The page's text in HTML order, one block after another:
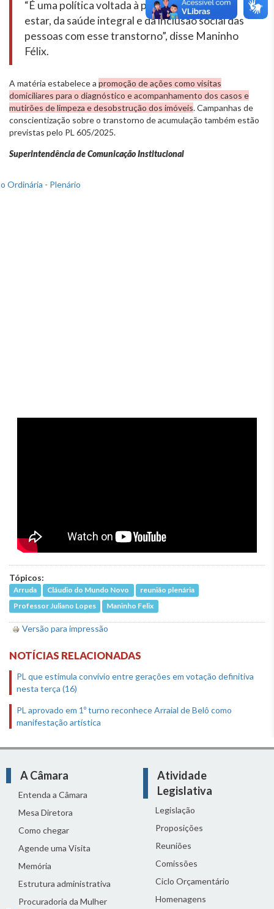
“É uma política voltada à promoção do bem-
estar, da saúde integral e da inclusão social das
pessoas com esse transtorno”, disse Maninho
Félix.
A matéria estabelece a promoção de ações como visitas
domiciliares para o diagnóstico e acompanhamento dos casos e
mutirões de limpeza e desobstrução dos imóveis. Campanhas de
conscientização sobre o transtorno de acumulação também estão
previstas pelo PL 605/2025.
Superintendência de Comunicação Institucional
Tópicos:
Arruda Cláudio do Mundo Novo
reunião plenária
Professor Juliano Lopes
Maninho Felix
Versão para impressão
NOTÍCIAS RELACIONADAS
PL que estimula convívio entre gerações em votação definitiva
nesta terça (16)
PL aprovado em 1º turno reconhece Arraial de Belô como
manifestação artística
A Câmara
Entenda a Câmara
Mesa Diretora
Como chegar
Agende uma Visita
Memória
Estrutura administrativa
Procuradoria da Mulher
Atividade
Legislativa
Legislação
Proposições
Reuniões
Comissões
Ciclo Orçamentário
Homenagens